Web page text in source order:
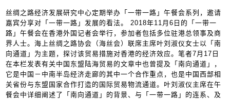
丝绸之路经济发展研究中心定期举办「一带一路」午餐会系列，邀请
嘉宾分享对「一带一路」发展的看法。 2018年11月6日的「一带一
路」午餐会在香港外国记者会举行，参加者包括多位驻港总领事及商
界人士。海上丝绸之路协会（海丝会）联席主席叶刘淑仪女士以「南
向通道」为主题，探讨该贸易措施对香港的经济效应。笔者7月17日
在本栏发表有关中国东盟陆海贸易的文章中也曾提及「南向通道」，
它是中国－中南半岛经济走廊的其中一个合作重点，也是中国西部相
关省份与东盟国家合作打造的国际贸易物流通道。叶刘淑仪主席在午
餐会中详细阐述了「南向通道」的背景、与「一带一路」的连系、及